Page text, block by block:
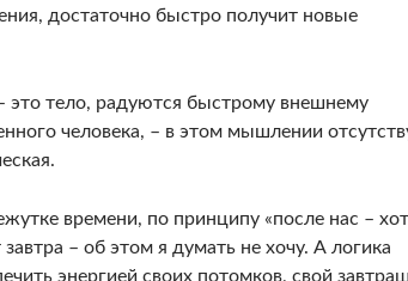
достаточно быстро получит новые
это тело, радуются быстрому внешнему
человека, – в этом мышлении
времени, по принципу «после нас –
– об этом я думать не хочу. А логика
энергией своих потомков, свой